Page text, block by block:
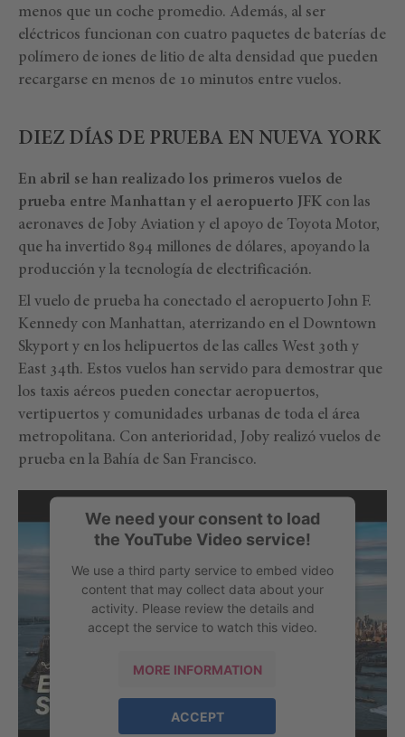
menos que un coche promedio. Además, al ser
eléctricos funcionan con cuatro paquetes de baterías de
polímero de iones de litio de alta densidad que pueden
recargarse en menos de 10 minutos entre vuelos.
DIEZ DÍAS DE PRUEBA EN NUEVA YORK
En abril se han realizado los primeros vuelos de
prueba entre Manhattan y el aeropuerto JFK con las
aeronaves de Joby Aviation y el apoyo de Toyota Motor,
que ha invertido 894 millones de dólares, apoyando la
producción y la tecnología de electrificación.
El vuelo de prueba ha conectado el aeropuerto John F.
Kennedy con Manhattan, aterrizando en el Downtown
Skyport y en los helipuertos de las calles West 30th y
East 34th. Estos vuelos han servido para demostrar que
los taxis aéreos pueden conectar aeropuertos,
vertipuertos y comunidades urbanas de toda el área
metropolitana. Con anterioridad, Joby realizó vuelos de
prueba en la Bahía de San Francisco.
We need your consent to load
the YouTube Video service!
We use a third party service to embed video
content that may collect data about your
activity. Please review the details and
accept the service to watch this video.
MORE INFORMATION
ACCEPT